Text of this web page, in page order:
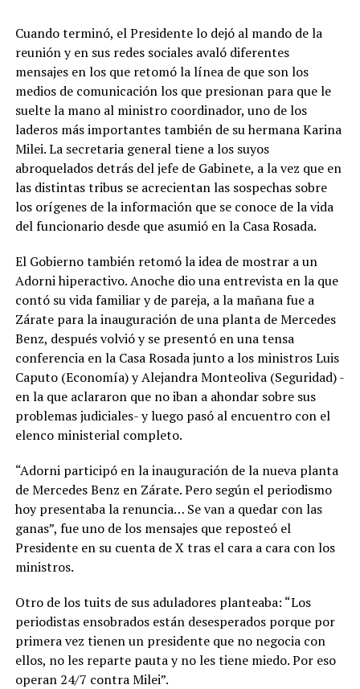
Cuando terminó, el Presidente lo dejó al mando de la
reunión y en sus redes sociales avaló diferentes
mensajes en los que retomó la línea de que son los
medios de comunicación los que presionan para que le
suelte la mano al ministro coordinador, uno de los
laderos más importantes también de su hermana Karina
Milei. La secretaria general tiene a los suyos
abroquelados detrás del jefe de Gabinete, a la vez que en
las distintas tribus se acrecientan las sospechas sobre
los orígenes de la información que se conoce de la vida
del funcionario desde que asumió en la Casa Rosada.
El Gobierno también retomó la idea de mostrar a un
Adorni hiperactivo. Anoche dio una entrevista en la que
contó su vida familiar y de pareja, a la mañana fue a
Zárate para la inauguración de una planta de Mercedes
Benz, después volvió y se presentó en una tensa
conferencia en la Casa Rosada junto a los ministros Luis
Caputo (Economía) y Alejandra Monteoliva (Seguridad) -
en la que aclararon que no iban a ahondar sobre sus
problemas judiciales- y luego pasó al encuentro con el
elenco ministerial completo.
“Adorni participó en la inauguración de la nueva planta
de Mercedes Benz en Zárate. Pero según el periodismo
hoy presentaba la renuncia… Se van a quedar con las
ganas”, fue uno de los mensajes que reposteó el
Presidente en su cuenta de X tras el cara a cara con los
ministros.
Otro de los tuits de sus aduladores planteaba: “Los
periodistas ensobrados están desesperados porque por
primera vez tienen un presidente que no negocia con
ellos, no les reparte pauta y no les tiene miedo. Por eso
operan 24/7 contra Milei”.